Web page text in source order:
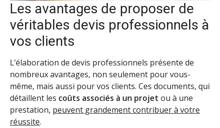
Les avantages de proposer de
véritables devis professionnels à
vos clients
L’élaboration de devis professionnels présente de
nombreux avantages, non seulement pour vous-
même, mais aussi pour vos clients. Ces documents, qui
détaillent les coûts associés à un projet ou à une
prestation, peuvent grandement contribuer à votre
réussite.